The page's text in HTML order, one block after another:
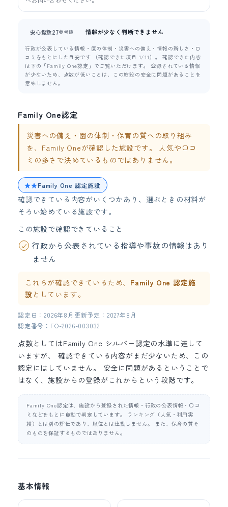
安心指数27参考値 情報が少なく判断できません
行政が公表している情報・園の体制・災害への備え・情報の新しさ・口
コミをもとにした目安です （確認できた項目 1/11）。 確認できた内容
は下の「Family One認定」でご覧いただけます。 登録されている情報
が少ないため、点数が低いことは、この施設の安全に問題があることを
意味しません。
Family One認定
災害への備え・園の体制・保育の質への取り組み
を、Family Oneが確認した施設です。 人気や口コ
ミの多さで決めているものではありません。
★★Family One 認定施設
確認できている内容がいくつかあり、選ぶときの材料が
そろい始めている施設です。
この施設で確認できていること
行政から公表されている指導や事故の情報はあり
ません
これらが確認できているため、 Family One 認定施
設 としています。
認定日：2026年8月 更新予定：2027年8月
認定番号：FO-2026-003032
点数としてはFamily One シルバー認定の水準に達して
いますが、 確認できている内容がまだ少ないため、この
認定にはしていません。 安全に問題があるということで
はなく、施設からの登録がこれからという段階です。
Family One認定は、施設から登録された情報・行政の公表情報・口コ
ミなどをもとに自動で判定しています。 ランキング（人気・利用実
績）とは別の評価であり、順位とは連動しません。 また、保育の質そ
のものを保証するものではありません。
基本情報